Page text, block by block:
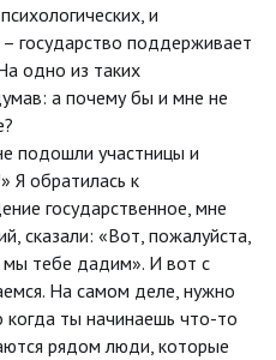
и
государство поддерживает
одно из таких
а почему бы и мне не
подошли участницы и
Я обратилась к
государственное, мне
сказали: «Вот, пожалуйста,
мы тебе дадим». И вот с
На самом деле, нужно
когда ты начинаешь что-то
рядом люди, которые